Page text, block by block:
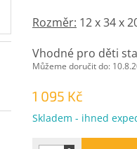
1 095 Kč
Měrná
Skladem - ihned
Můžeme doručit do:
Rozměr: 12 x 34 x
Vhodné pro děti